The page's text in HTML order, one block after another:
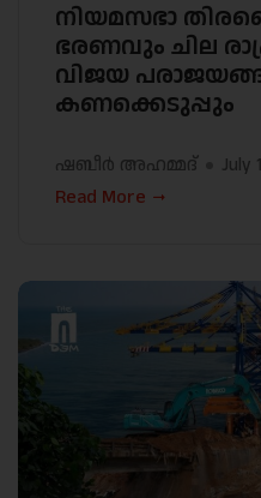
നിയമസഭാ
ഭരണവും ചില
വിജയ
കണക്കെടുപ്പും
ഷബീർ അഹമ്മദ് July
Read More